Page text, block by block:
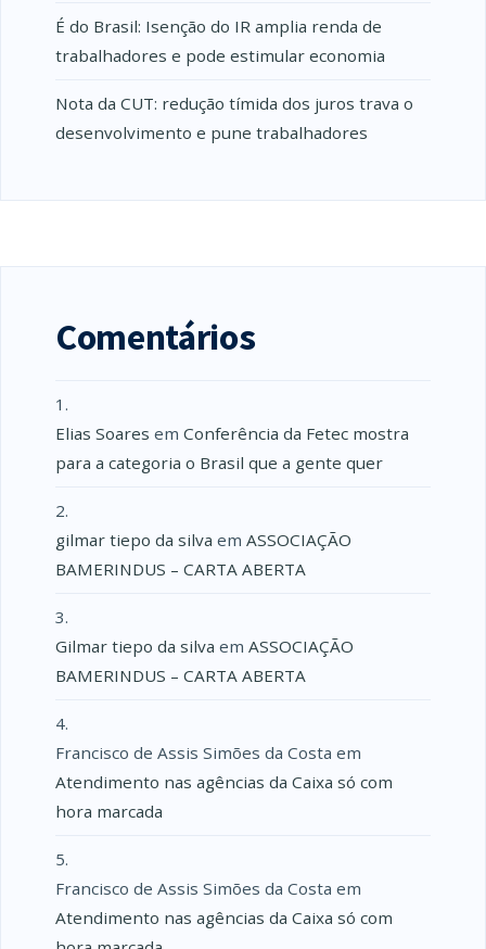
É do Brasil: Isenção do IR amplia renda de
trabalhadores e pode estimular economia
Nota da CUT: redução tímida dos juros trava o
desenvolvimento e pune trabalhadores
Comentários
Elias Soares em Conferência da Fetec mostra
para a categoria o Brasil que a gente quer
gilmar tiepo da silva em ASSOCIAÇÃO
BAMERINDUS – CARTA ABERTA
Gilmar tiepo da silva em ASSOCIAÇÃO
BAMERINDUS – CARTA ABERTA
Francisco de Assis Simões da Costa em
Atendimento nas agências da Caixa só com
hora marcada
Francisco de Assis Simões da Costa em
Atendimento nas agências da Caixa só com